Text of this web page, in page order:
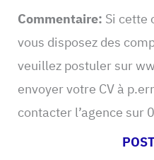
Commentaire: Si cette
vous disposez des
veuillez postuler sur
envoyer votre CV à
contacter l’agence sur